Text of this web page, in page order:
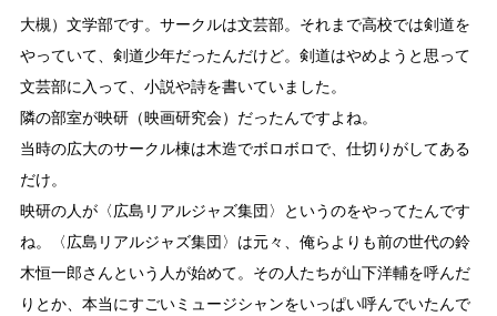
大槻）文学部です。サークルは文芸部。それまで高校では剣道を
やっていて、剣道少年だったんだけど。剣道はやめようと思って
文芸部に入って、小説や詩を書いていました。
隣の部室が映研（映画研究会）だったんですよね。
当時の広大のサークル棟は木造でボロボロで、仕切りがしてある
だけ。
映研の人が〈広島リアルジャズ集団〉というのをやってたんです
ね。〈広島リアルジャズ集団〉は元々、俺らよりも前の世代の鈴
木恒一郎さんという人が始めて。その人たちが山下洋輔を呼んだ
りとか、本当にすごいミュージシャンをいっぱい呼んでいたんで